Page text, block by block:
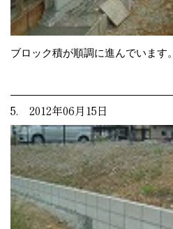
ブロック積が順調に進んでいます。
5. 2012年06月15日